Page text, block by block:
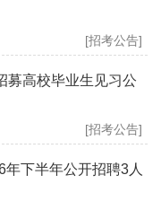
[招考公告]
募高校毕业生见习公
[招考公告]
下半年公开招聘3人